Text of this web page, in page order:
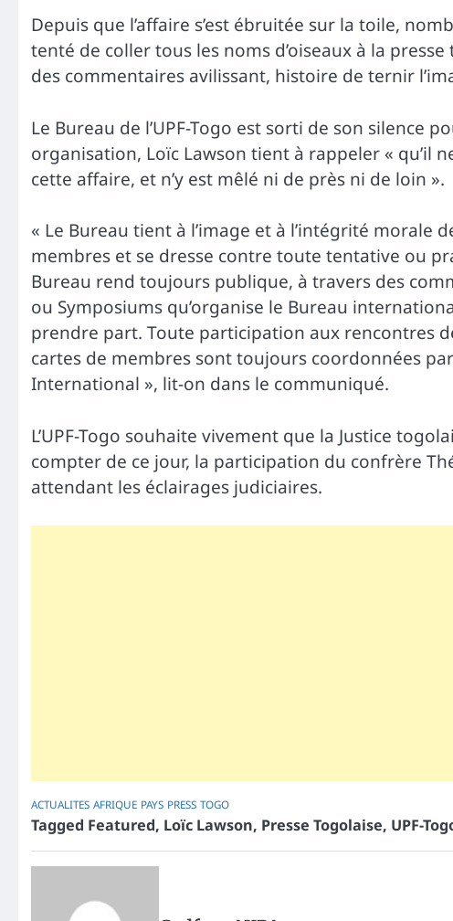
Depuis que l’affaire s’est ébruitée sur la toile,
tenté de coller tous les noms d’oiseaux à la
des commentaires avilissant, histoire de ternir
Le Bureau de l’UPF-Togo est sorti de son silence
organisation, Loïc Lawson tient à rappeler « qu’il
cette affaire, et n’y est mêlé ni de près ni de loin ».
« Le Bureau tient à l’image et à l’intégrité morale
membres et se dresse contre toute tentative ou
Bureau rend toujours publique, à travers des
ou Symposiums qu’organise le Bureau
prendre part. Toute participation aux rencontres
cartes de membres sont toujours coordonnées
International », lit-on dans le communiqué.
L’UPF-Togo souhaite vivement que la Justice
compter de ce jour, la participation du confrère
attendant les éclairages judiciaires.
ACTUALITES AFRIQUE PAYS PRESS TOGO
Tagged Featured, Loïc Lawson, Presse Togolaise, UPF-